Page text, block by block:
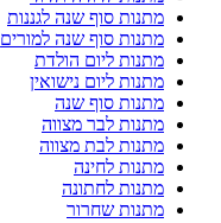
מתנות סוף שנה לגננות
מתנות סוף שנה למורים
מתנות ליום הולדת
מתנות ליום נישואין
מתנות סוף שנה
מתנות לבר מצווה
מתנות לבת מצווה
מתנות לחינה
מתנות לחתונה
מתנות שחרור